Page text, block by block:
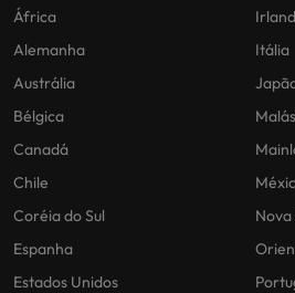
África
Alemanha
Austrália
Bélgica
Canadá
Chile
Coréia do Sul
Espanha
Estados Unidos
Itália